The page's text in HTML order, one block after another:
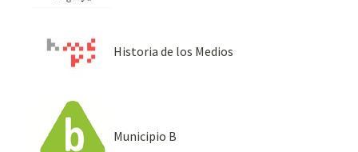
Historia de los Medios
Municipio B